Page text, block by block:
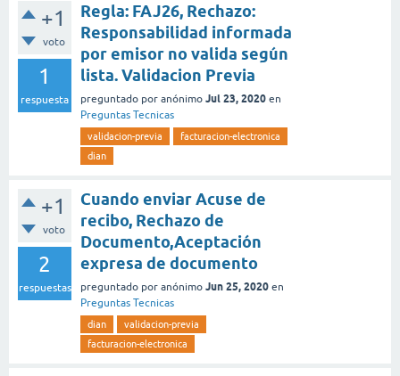
+1
voto
1
respuesta
Regla: FAJ26, Rechazo:
Responsabilidad informada
por emisor no valida según
lista. Validacion Previa
preguntado por anónimo Jul 23, 2020 en
Preguntas Tecnicas
validacion-previa
facturacion-electronica
dian
+1
voto
2
respuestas
Cuando enviar Acuse de
recibo, Rechazo de
Documento,Aceptación
expresa de documento
preguntado por anónimo Jun 25, 2020 en
Preguntas Tecnicas
dian
validacion-previa
facturacion-electronica